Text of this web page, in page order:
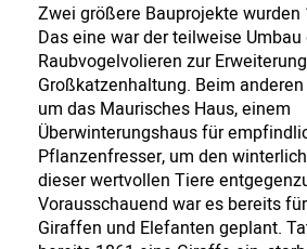
Zwei größere Bauprojekte
Das eine war der teilweise Umbau
Raubvogelvolieren zur
Großkatzenhaltung. Beim
um das Maurisches Haus, einem
Überwinterungshaus für
Pflanzenfresser, um den
dieser wertvollen Tiere
Vorausschauend war es bereits
Giraffen und Elefanten geplant.